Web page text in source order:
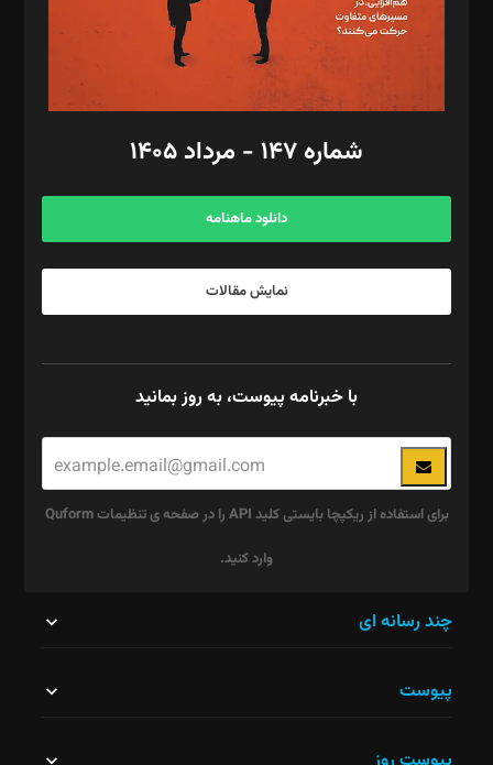
فیلمبرداری و عکاسی: امیر شفیعی، مانی لطفی زاده
گرافیک و صفحه‌آرایی: سید‌سبحان‌علی ثابت
مد‌یر توسعه تجاری: کامبیز برید‌
امور مالی: شاپور رهبری، محمد‌ کاظمی‌نیا
آگهی و مشترکین: ۰۹۱۹۹۹۹۰۴۵۴
شماره ۱۴۷ - مرداد ۱۴۰۵
دانلود ماهنامه
نمایش مقالات
با خبرنامه پیوست، به روز بمانید
برای استفاده از ریکپچا بایستی کلید API را در صفحه ی تنظیمات Quform
وارد کنید.
نباید
چند رسانه ای
پیوست